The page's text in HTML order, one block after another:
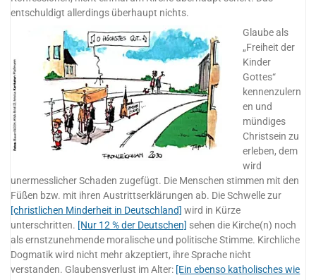
entschuldigt allerdings überhaupt nichts.
Glaube als
„Freiheit der
Kinder
Gottes“
kennenzulern
en und
mündiges
Christsein zu
erleben, dem
wird
unermesslicher Schaden zugefügt. Die Menschen stimmen mit den
Füßen bzw. mit ihren Austrittserklärungen ab. Die Schwelle zur
[christlichen Minderheit in Deutschland] wird in Kürze
unterschritten. [Nur 12 % der Deutschen] sehen die Kirche(n) noch
als ernstzunehmende moralische und politische Stimme. Kirchliche
Dogmatik wird nicht mehr akzeptiert, ihre Sprache nicht
verstanden. Glaubensverlust im Alter: [Ein ebenso katholisches wie